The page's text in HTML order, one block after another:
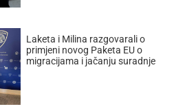
Laketa i Milina razgovarali o
primjeni novog Paketa EU o
migracijama i jačanju suradnje